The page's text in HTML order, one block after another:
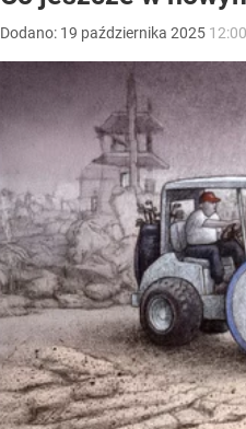
Dodano: 19 października 2025 12:00